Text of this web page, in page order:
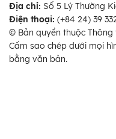
Địa chỉ: Số 5 Lý Thường
Điện thoại: (+84 24) 39
© Bản quyền thuộc
Cấm sao chép dưới mọi
bằng văn bản.